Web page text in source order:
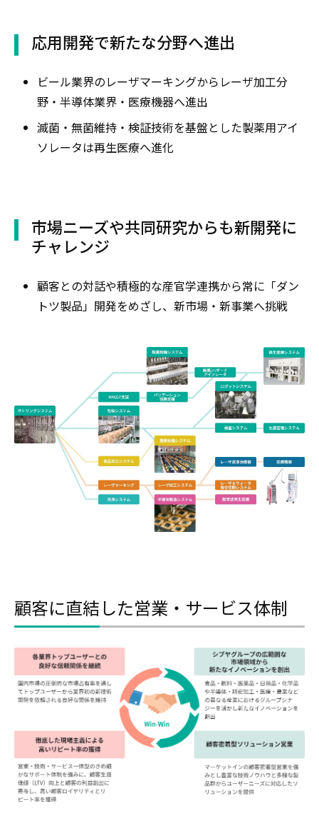
応用開発で新たな分野へ進出
ビール業界のレーザマーキングからレーザ加工分
野・半導体業界・医療機器へ進出
滅菌・無菌維持・検証技術を基盤とした製薬用アイ
ソレータは再生医療へ進化
市場ニーズや共同研究からも新開発に
チャレンジ
顧客との対話や積極的な産官学連携から常に「ダン
トツ製品」開発をめざし、新市場・新事業へ挑戦
顧客に直結した営業・サービス体制